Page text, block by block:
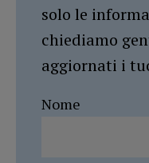
solo le
chiediamo
aggiornati i
Nome